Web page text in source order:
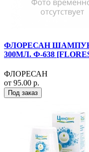
ФЛОРЕСАН
300МЛ. Ф-638
ФЛОРЕСАН
от 95.00 р.
Под заказ